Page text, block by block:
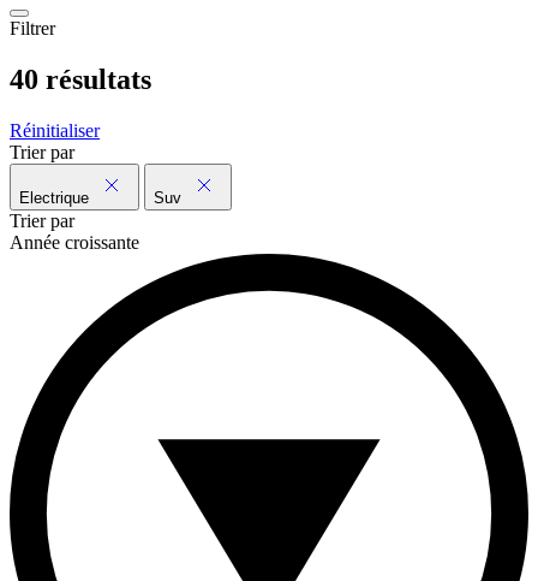
Filtrer
40 résultats
Réinitialiser
Trier par
Electrique Suv
Trier par
Année croissante